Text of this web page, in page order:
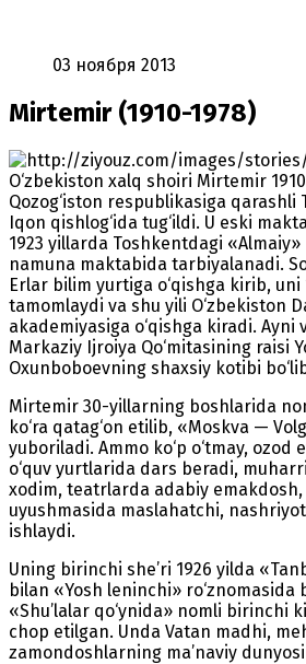
03 ноября 2013
Mirtemir (1910-1978)
O‘zbekiston xalq shoiri Mirtemir
Qozog‘iston respublikasiga
Iqon qishlog‘ida tug‘ildi. U eski
1923 yillarda Toshkentdagi
namuna maktabida tarbiyalanadi.
Erlar bilim yurtiga o‘qishga kirib, uni
tamomlaydi va shu yili O‘zbekiston
akademiyasiga o‘qishga kiradi. Ayni
Markaziy Ijroiya Qo‘mitasining raisi
Oxunboboevning shaxsiy kotibi
Mirtemir 30-yillarning boshlarida
ko‘ra qatag‘on etilib, «Moskva —
yuboriladi. Ammo ko‘p o‘tmay,
o‘quv yurtlarida dars beradi,
xodim, teatrlarda adabiy emakdosh,
uyushmasida maslahatchi,
ishlaydi.
Uning birinchi she’ri 1926 yilda
bilan «Yosh leninchi» ro‘znomasida
«Shu’lalar qo‘ynida» nomli birinchi
chop etilgan. Unda Vatan madhi,
zamondoshlarning ma’naviy